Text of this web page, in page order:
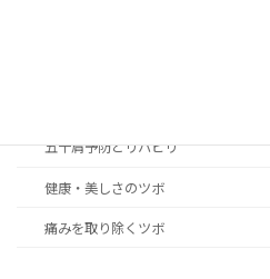
五十肩予防とリハビリ
健康・美しさのツボ
痛みを取り除くツボ